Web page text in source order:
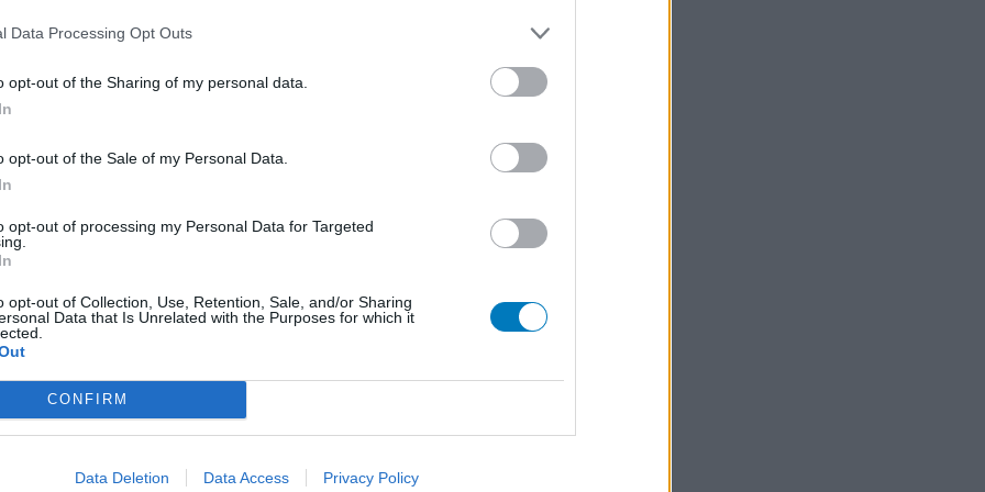
Data Processing Opt Outs
opt-out of the Sharing of my personal data.
opt-out of the Sale of my Personal Data.
opt-out of processing my Personal Data for Targeted
opt-out of Collection, Use, Retention, Sale, and/or Sharing
Data that Is Unrelated with the Purposes for which it
CONFIRM
Data Deletion Data Access Privacy Policy
d'avis
IRS
autre
IRS